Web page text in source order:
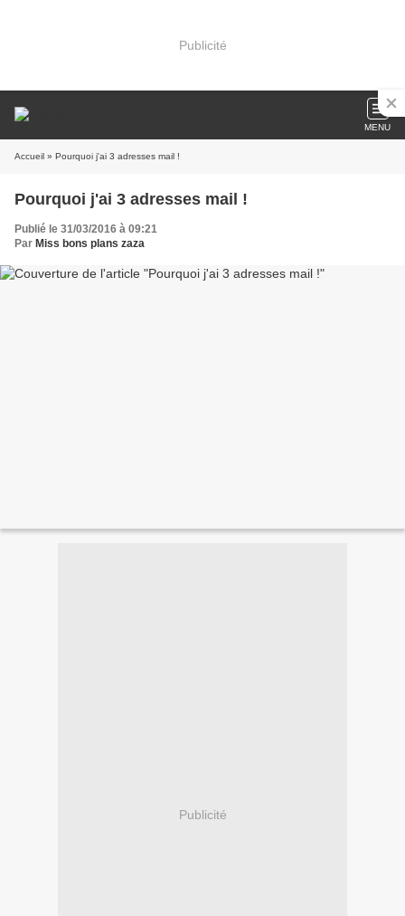
Publicité
MENU
Accueil » Pourquoi j'ai 3 adresses mail !
Pourquoi j'ai 3 adresses mail !
Publié le 31/03/2016 à 09:21
Par Miss bons plans zaza
Publicité